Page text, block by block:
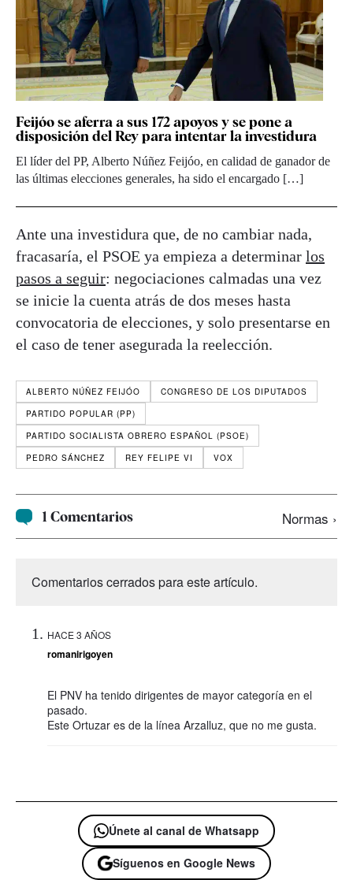
Feijóo se aferra a sus 172 apoyos y se pone a
disposición del Rey para intentar la investidura
El líder del PP, Alberto Núñez Feijóo, en calidad de ganador de
las últimas elecciones generales, ha sido el encargado […]
Ante una investidura que, de no cambiar nada,
fracasaría, el PSOE ya empieza a determinar los
pasos a seguir: negociaciones calmadas una vez
se inicie la cuenta atrás de dos meses hasta
convocatoria de elecciones, y solo presentarse en
el caso de tener asegurada la reelección.
ALBERTO NÚÑEZ FEIJÓO
CONGRESO DE LOS DIPUTADOS
PARTIDO POPULAR (PP)
PARTIDO SOCIALISTA OBRERO ESPAÑOL (PSOE)
PEDRO SÁNCHEZ
REY FELIPE VI VOX
1 Comentarios Normas ›
Comentarios cerrados para este artículo.
HACE 3 AÑOS
romanirigoyen
El PNV ha tenido dirigentes de mayor categoría en el
pasado.
Este Ortuzar es de la línea Arzalluz, que no me gusta.
Únete al canal de Whatsapp
Síguenos en Google News